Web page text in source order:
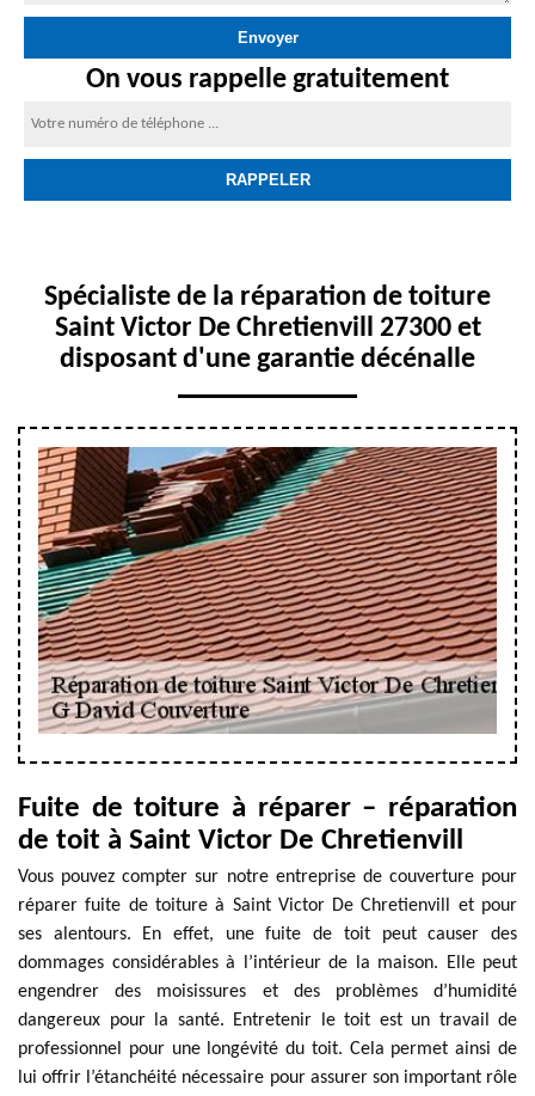
On vous rappelle gratuitement
Spécialiste de la réparation de toiture
Saint Victor De Chretienvill 27300 et
disposant d'une garantie décénalle
Fuite de toiture à réparer – réparation
de toit à Saint Victor De Chretienvill
Vous pouvez compter sur notre entreprise de couverture pour
réparer fuite de toiture à Saint Victor De Chretienvill et pour
ses alentours. En effet, une fuite de toit peut causer des
dommages considérables à l’intérieur de la maison. Elle peut
engendrer des moisissures et des problèmes d’humidité
dangereux pour la santé. Entretenir le toit est un travail de
professionnel pour une longévité du toit. Cela permet ainsi de
lui offrir l’étanchéité nécessaire pour assurer son important rôle